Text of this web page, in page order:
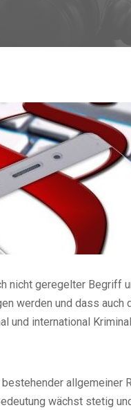
nicht geregelter Begriff
werden und dass
und international
wächst stetig